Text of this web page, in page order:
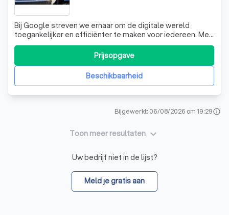
Bij Google streven we ernaar om de digitale wereld
toegankelijker en efficiënter te maken voor iedereen. Met
ons uitgebreide Google Display Network, dat miljoenen
websites en mobiele applicaties omvat, bieden we
krachtige display-advertenties die niet alleen zichtbaar
zijn op onze eigen diensten zoa
Beschikbaarheid
Prijsopgave
Bijgewerkt: 06/08/2026 om 19:29info
Toon meer resultaten keyboard_arrow_down
Uw bedrijf niet in de lijst?
Meld je gratis aan